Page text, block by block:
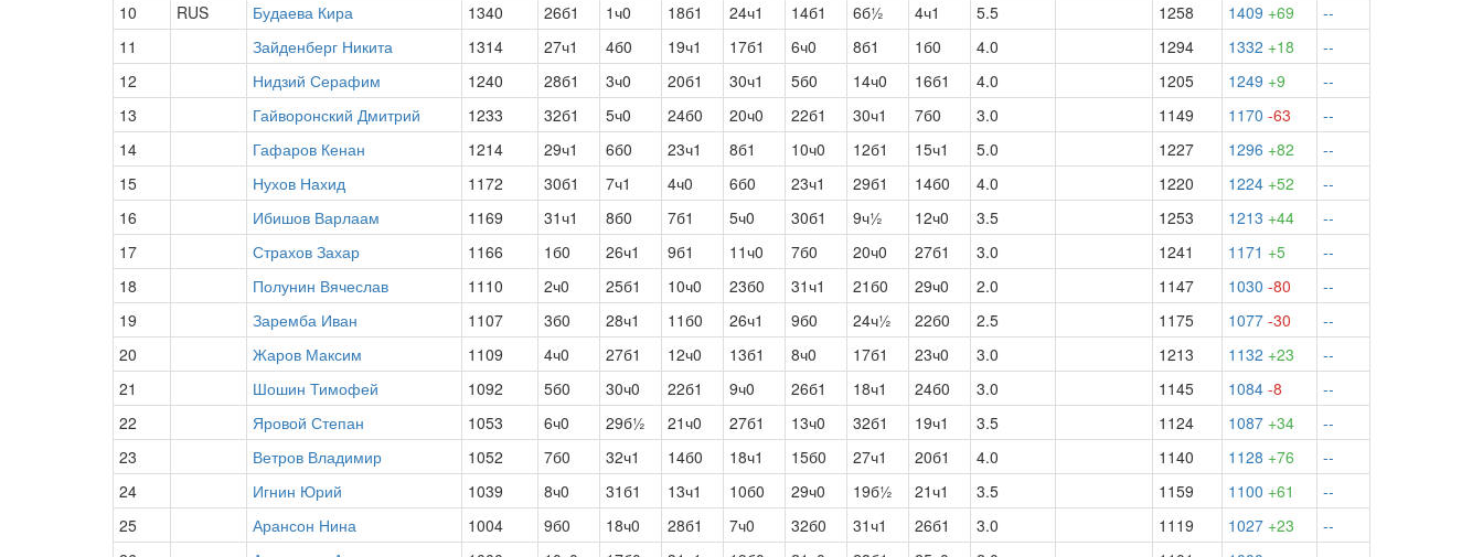
10
RUS Будаева Кира 1340 26б1 1ч0 18б1 24ч1 14б1 6б½ 4ч1 5.5 1258 1409 +69
--
11
Зайденберг Никита 1314 27ч1 4б0 19ч1 17б1 6ч0 8б1 1б0 4.0 1294 1332 +18
--
12
Нидзий Серафим 1240 28б1 3ч0 20б1 30ч1 5б0 14ч0 16б1 4.0 1205 1249 +9
--
13
Гайворонский Дмитрий 1233 32б1 5ч0 24б0 20ч0 22б1 30ч1 7б0 3.0 1149 1170 -63
--
14
Гафаров Кенан 1214 29ч1 6б0 23ч1 8б1 10ч0 12б1 15ч1 5.0 1227 1296 +82
--
15
Нухов Нахид 1172 30б1 7ч1 4ч0 6б0 23ч1 29б1 14б0 4.0 1220 1224 +52
--
16
Ибишов Варлаам 1169 31ч1 8б0 7б1 5ч0 30б1 9ч½ 12ч0 3.5 1253 1213 +44
--
17
Страхов Захар 1166 1б0 26ч1 9б1 11ч0 7б0 20ч0 27б1 3.0 1241 1171 +5
--
18
Полунин Вячеслав 1110 2ч0 25б1 10ч0 23б0 31ч1 21б0 29ч0 2.0 1147 1030 -80
--
19
Заремба Иван 1107 3б0 28ч1 11б0 26ч1 9б0 24ч½ 22б0 2.5 1175 1077 -30
--
20
Жаров Максим 1109 4ч0 27б1 12ч0 13б1 8ч0 17б1 23ч0 3.0 1213 1132 +23
--
21
Шошин Тимофей 1092 5б0 30ч0 22б1 9ч0 26б1 18ч1 24б0 3.0 1145 1084 -8
--
22
Яровой Степан 1053 6ч0 29б½ 21ч0 27б1 13ч0 32б1 19ч1 3.5 1124 1087 +34
--
23
Ветров Владимир 1052 7б0 32ч1 14б0 18ч1 15б0 27ч1 20б1 4.0 1140 1128 +76
--
24
Игнин Юрий 1039 8ч0 31б1 13ч1 10б0 29ч0 19б½ 21ч1 3.5 1159 1100 +61
--
25
Арансон Нина 1004 9б0 18ч0 28б1 7ч0 32б0 31ч1 26б1 3.0 1119 1027 +23
--